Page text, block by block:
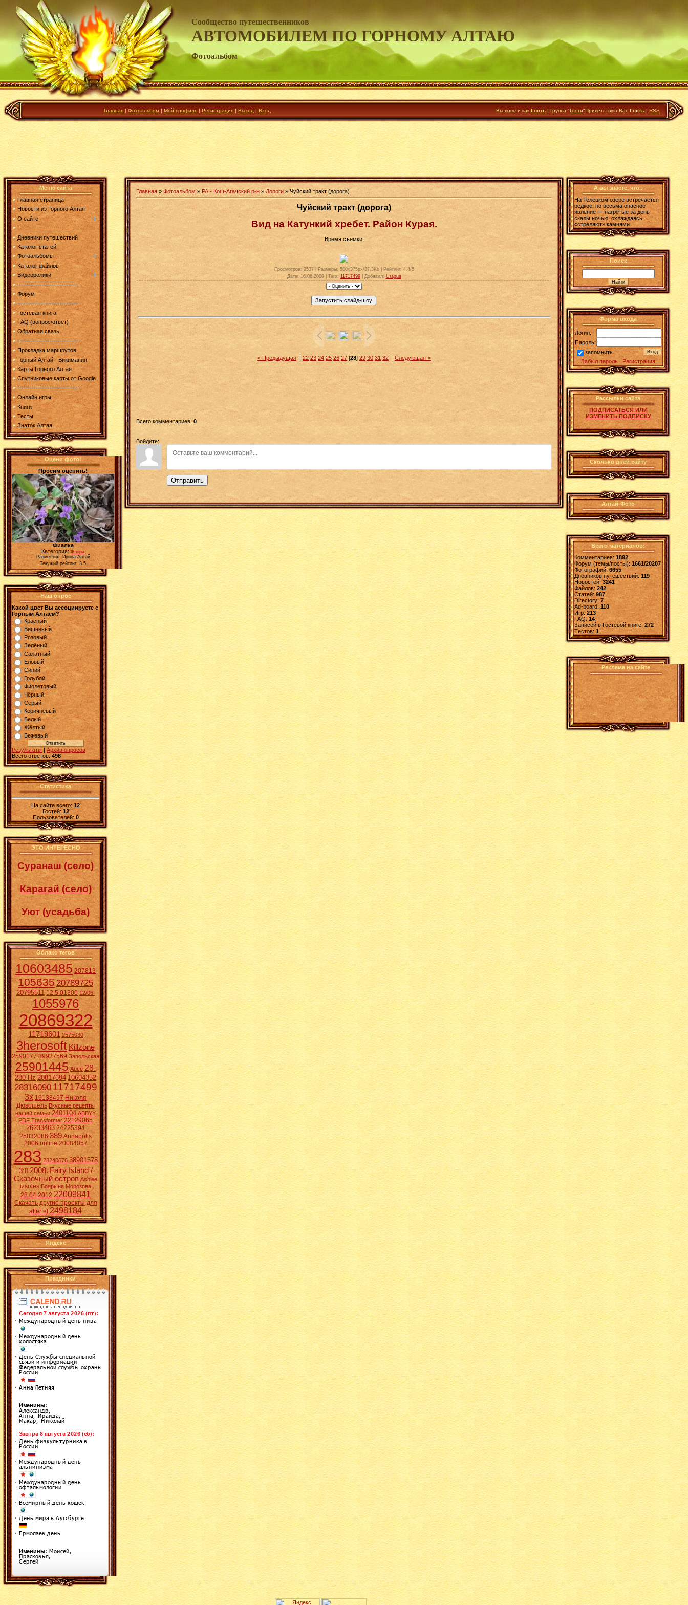
Сообщество путешественников
АВТОМОБИЛЕМ ПО ГОРНОМУ АЛТАЮ
Фотоальбом
Главная | Фотоальбом | Мой профиль | Регистрация | Выход | Вход Вы вошли как Гость | Группа "Гости"Приветствую Вас Гость | RSS
Меню сайта
Главная страница
Новости из Горного Алтая
О сайте
------------------------------
Дневники путешествий
Каталог статей
Фотоальбомы
Каталог файлов
Видеоролики
------------------------------
Форум
------------------------------
Гостевая книга
FAQ (вопрос/ответ)
Обратная связь
------------------------------
Прокладка маршрутов
Горный Алтай - Викимапия
Карты Горного Алтая
Спутниковые карты от Google
------------------------------
Онлайн игры
Книги
Тесты
Знаток Алтая
Оцени фото!
Просим оценить!
Фиалка
Категория: Флора
Разместил: Ирина-Алтай
Текущий рейтинг: 3.5
Наш опрос
Какой цвет Вы ассоциируете с
Горным Алтаем?
Красный
Вишнёвый
Розовый
Зелёный
Салатный
Еловый
Синий
Голубой
Фиолетовый
Чёрный
Серый
Коричневый
Белый
Жёлтый
Бежевый
Результаты | Архив опросов
Всего ответов: 498
Статистика
На сайте всего:12
Гостей: 12
Пользователей: 0
ЭТО ИНТЕРЕСНО
Суранаш (село)
Карагай (село)
Уют (усадьба)
Облако тегов
10603485 207813
10563520789725
20795511 12.5.01300 12/06.
1055976
20869322
11719601 2575030
3herosoft Killzone
2590177 39937569 Запольская
25901445 Aucē 28.
280 Hz 20817694 10604352
2831609011717499
3x 19138497 Николя
Дювошель Вкусные рецепты
нашей семьи 2401104 ABBYY
PDF Transformer 22129065
26233463 24225394
25832086 389 Annapolis
2006 online 20084057
283 23240676 38901578
3:0 2008. Fairy Island /
Сказочный остров Ashlee
izsoles Боярыня Морозова
28.04.2012 22009841
Скачать другие проекты для
after ef 2498184
Яндекс
Праздники
Главная » Фотоальбом» РА - Кош-Агачский р-н » Дороги » Чуйский тракт (дорога)
Чуйский тракт (дорога)
Вид на Катункий хребет. Район Курая.
Время съемки:
Просмотров: 2537 | Размеры: 500x375px/37.3Kb | Рейтинг: 4.4/5
Дата: 16.06.2009 | Теги: 11717499| Добавил: Uragus
« Предыдущая | 22 23 24 25 26 27 [28] 29 30 31 32 | Следующая »
Всего комментариев: 0
Войдите:
Отправить
А вы знаете, что..
На Телецком озере встречается
редкое, но весьма опасное
явление — нагретые за день
скалы ночью, охлаждаясь,
«стреляют» камнями
Поиск
Форма входа
Логин:
Пароль:
запомнить
Забыл пароль | Регистрация
Рассылки сайта
ПОДПИСАТЬСЯ ИЛИ
ИЗМЕНИТЬ ПОДПИСКУ
Сколько дней сайту
Алтай-Фото
Всего материалов:
Комментариев: 1892
Форум (темы/посты):1661/20207
Фотографий:6655
Дневников путешествий:119
Новостей:3241
Файлов: 242
Статей:987
Directory: 7
Ad-board:110
Игр: 213
FAQ:14
Записей в Гостевой книге:272
Tестов: 1
Реклама на сайте